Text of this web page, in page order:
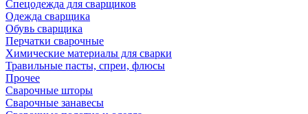
Спецодежда для сварщиков
Одежда сварщика
Обувь сварщика
Перчатки сварочные
Химические материалы для сварки
Травильные пасты, спреи, флюсы
Прочее
Сварочные шторы
Сварочные занавесы